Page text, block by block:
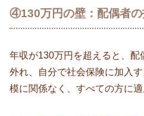
④130万円の壁：配偶者の
年収が130万円を超えると、配
外れ、自分で社会保険に加入
模に関係なく、すべての方に適